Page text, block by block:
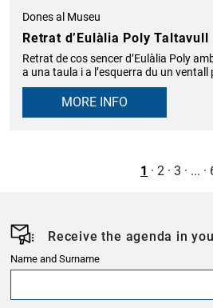
Dones al Museu
Retrat d’Eulàlia Poly Taltavull
Retrat de cos sencer d’Eulàlia Poly
a una taula i a l’esquerra du un ventall
MORE INFO
1 2 3 ...
Receive the agenda in
Name and Surname